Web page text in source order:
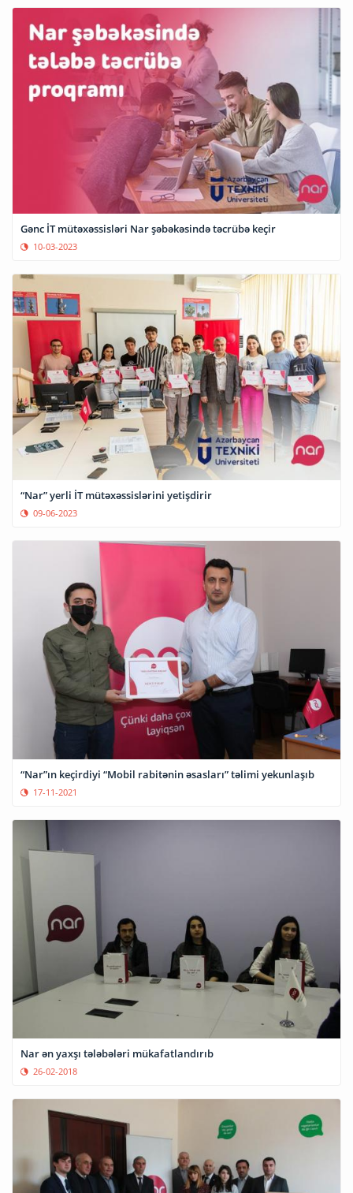
Gənc İT mütəxəssisləri Nar şəbəkəsində təcrübə keçir
10-03-2023
“Nar” yerli İT mütəxəssislərini yetişdirir
09-06-2023
“Nar”ın keçirdiyi “Mobil rabitənin əsasları” təlimi yekunlaşıb
17-11-2021
Nar ən yaxşı tələbələri mükafatlandırıb
26-02-2018